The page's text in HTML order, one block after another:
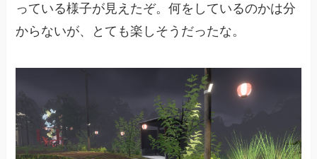
っている様子が見えたぞ。何をしているのかは分
からないが、とても楽しそうだったな。